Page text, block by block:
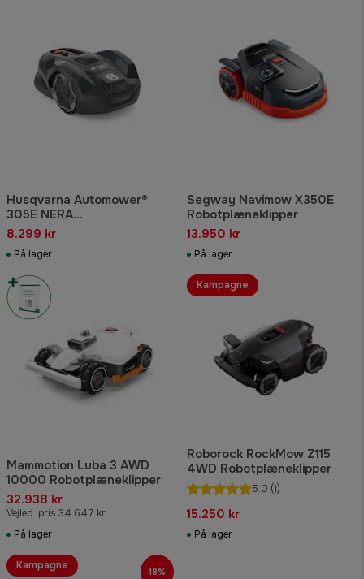
Husqvarna Automower®
305E NERA
Robotplæneklipper
8.299 kr
På lager
Segway Navimow X350E
Robotplæneklipper
13.950 kr
På lager
Mammotion Luba 3 AWD
10000 Robotplæneklipper
32.938 kr
Vejled. pris 34.647 kr
På lager
Roborock RockMow Z115
4WD Robotplæneklipper
5.0 (1)
15.250 kr
På lager
Kampagne
Kampagne 18%